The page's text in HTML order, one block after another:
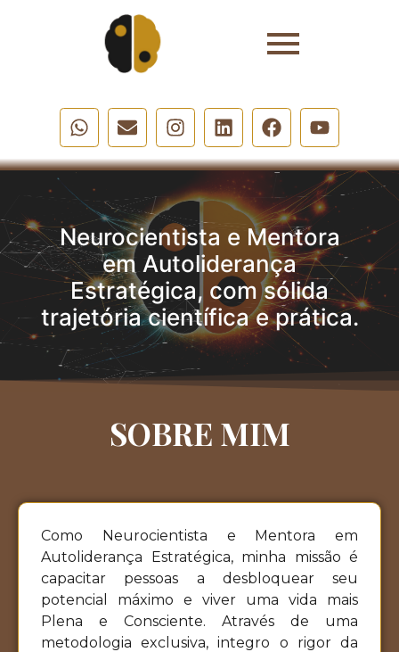
Neurocientista e Mentora
em Autoliderança
Estratégica, com sólida
trajetória científica e prática.
SOBRE MIM
Como Neurocientista e Mentora em
Autoliderança Estratégica, minha missão é
capacitar pessoas a desbloquear seu
potencial máximo e viver uma vida mais
Plena e Consciente. Através de uma
metodologia exclusiva, integro o rigor da